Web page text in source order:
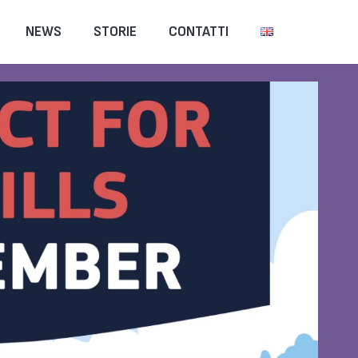
NEWS STORIE CONTATTI